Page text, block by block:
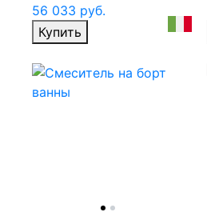
56 033 руб.
Купить